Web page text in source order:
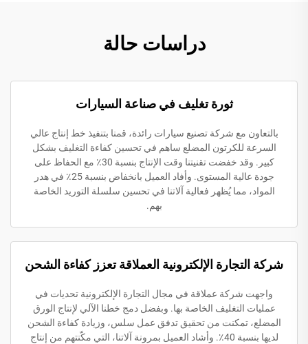
دراسات حالة
ثورة تغليف في صناعة السيارات
بالتعاون مع شركة تصنيع سيارات رائدة، قمنا بتنفيذ خط إنتاج عالي
السرعة للكرتون المضلع ساهم في تحسين كفاءة التغليف بشكل
كبير. وقد خفضت تقنيتنا وقت الإنتاج بنسبة 30٪ مع الحفاظ على
جودة عالية المستوى. وأفاد العميل بانخفاض بنسبة 25٪ في هدر
المواد، مما يُظهر فعالية آلاتنا في تحسين سلسلة التوريد الخاصة
بهم.
شركة التجارة الإلكترونية العملاقة تعزز كفاءة الشحن
واجهت شركة عملاقة في مجال التجارة الإلكترونية تحديات في
عمليات التغليف الخاصة بها. وبفضل دمج خطنا الآلي لإنتاج الورق
المضلع، تمكنت من تحقيق تدفق عمل سلس، وزيادة كفاءة الشحن
لديها بنسبة 40٪. وأشاد العميل بمرونة آلاتنا، التي مكّنتهم من إنتاج